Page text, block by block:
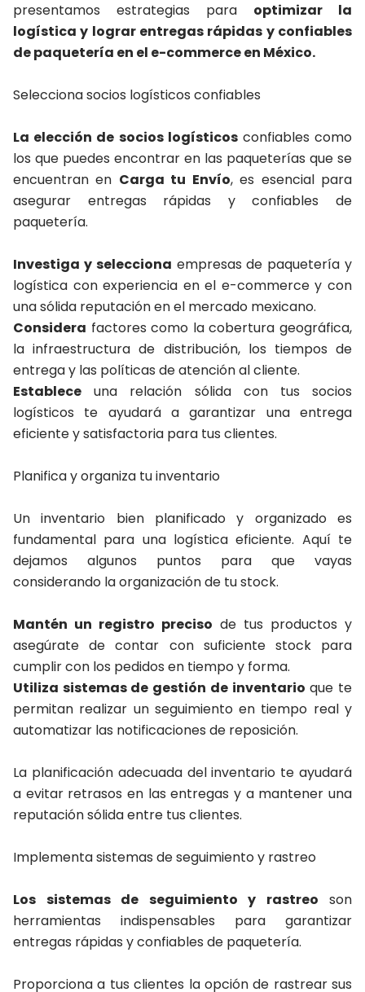
presentamos estrategias para optimizar la
logística y lograr entregas rápidas y confiables
de paquetería en el e-commerce en México.
Selecciona socios logísticos confiables
La elección de socios logísticosconfiables como
los que puedes encontrar en las paqueterías que se
encuentran en Carga tu Envío, es esencial para
asegurar entregas rápidas y confiables de
paquetería.
Investiga y selecciona empresas de paquetería y
logística con experiencia en el e-commerce y con
una sólida reputación en el mercado mexicano.
Considera factores como la cobertura geográfica,
la infraestructura de distribución, los tiempos de
entrega y las políticas de atención al cliente.
Establece una relación sólida con tus socios
logísticos te ayudará a garantizar una entrega
eficiente y satisfactoria para tus clientes.
Planifica y organiza tu inventario
Un inventario bien planificado y organizado es
fundamental para una logística eficiente. Aquí te
dejamos algunos puntos para que vayas
considerando la organización de tu stock.
Mantén un registro preciso de tus productos y
asegúrate de contar con suficiente stock para
cumplir con los pedidos en tiempo y forma.
Utiliza sistemas de gestión de inventario que te
permitan realizar un seguimiento en tiempo real y
automatizar las notificaciones de reposición.
La planificación adecuada del inventario te ayudará
a evitar retrasos en las entregas y a mantener una
reputación sólida entre tus clientes.
Implementa sistemas de seguimiento y rastreo
Los sistemas de seguimiento y rastreo son
herramientas indispensables para garantizar
entregas rápidas y confiables de paquetería.
Proporciona a tus clientes la opción de rastrear sus